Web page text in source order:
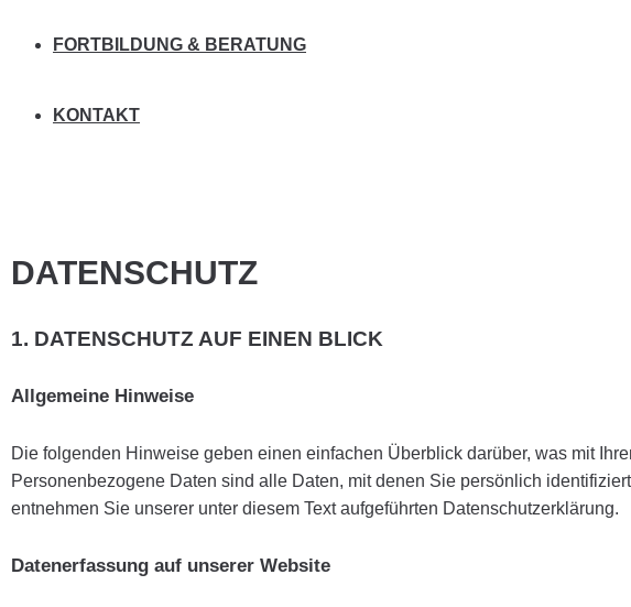
FORTBILDUNG & BERATUNG
KONTAKT
DATENSCHUTZ
1. DATENSCHUTZ AUF EINEN BLICK
Allgemeine Hinweise
Die folgenden Hinweise geben einen einfachen Überblick darüber, was mit
Personenbezogene Daten sind alle Daten, mit denen Sie persönlich
entnehmen Sie unserer unter diesem Text aufgeführten Datenschutzerklärung.
Datenerfassung auf unserer Website